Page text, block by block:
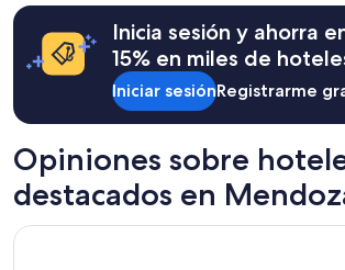
24
horas,
base
una
estancia
de
1
noche
para
2
Inicia sesión y ahorra
15% en miles de
Iniciar sesiónRegistrarme
Opiniones sobre
destacados en
Entre Cielos Wine & Wellness Hotel